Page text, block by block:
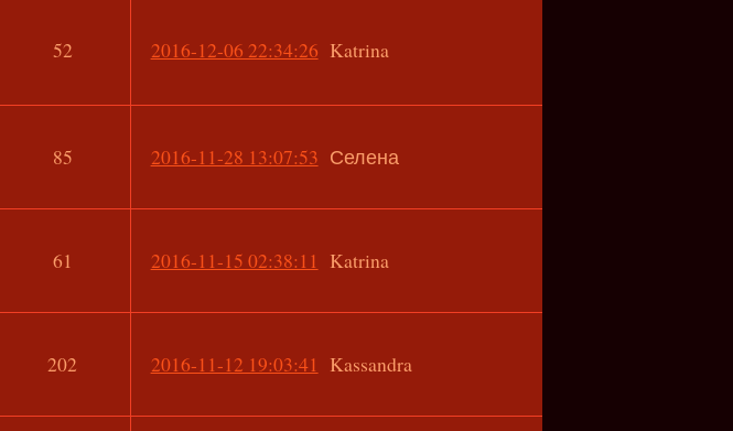
52 2016-12-06 22:34:26 Katrina
85 2016-11-28 13:07:53 Селена
61 2016-11-15 02:38:11 Katrina
202 2016-11-12 19:03:41 Kassandra